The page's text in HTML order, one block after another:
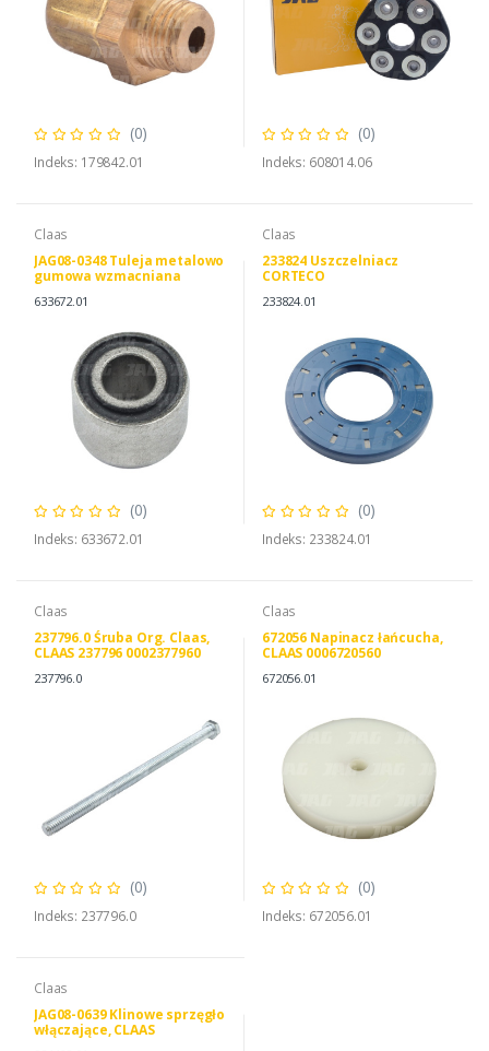
(0)
Indeks: 179842.01
(0)
Indeks: 608014.06
Claas
JAG08-0348 Tuleja metalowo
gumowa wzmacniana
633672.01
(0)
Indeks: 633672.01
Claas
233824 Uszczelniacz
CORTECO
233824.01
(0)
Indeks: 233824.01
Claas
237796.0 Śruba Org. Claas,
CLAAS 237796 0002377960
237796.0
(0)
Indeks: 237796.0
Claas
672056 Napinacz łańcucha,
CLAAS 0006720560
672056.01
(0)
Indeks: 672056.01
Claas
JAG08-0639 Klinowe sprzęgło
włączające, CLAAS